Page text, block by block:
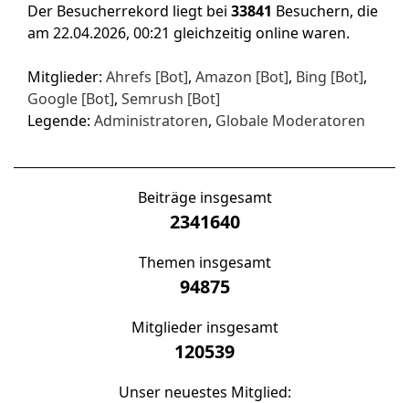
Der Besucherrekord liegt bei 33841 Besuchern, die
am 22.04.2026, 00:21 gleichzeitig online waren.
Mitglieder: Ahrefs [Bot], Amazon [Bot], Bing [Bot],
Google [Bot], Semrush [Bot]
Legende: Administratoren, Globale Moderatoren
Beiträge insgesamt
2341640
Themen insgesamt
94875
Mitglieder insgesamt
120539
Unser neuestes Mitglied: